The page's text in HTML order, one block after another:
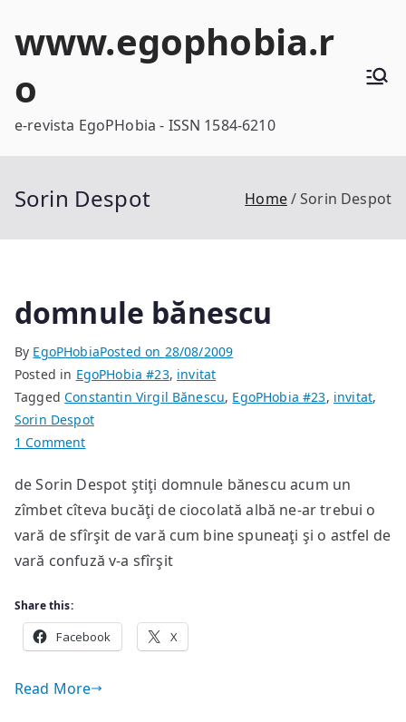
www.egophobia.r
o
e-revista EgoPHobia - ISSN 1584-6210
Sorin Despot Home Sorin Despot
domnule bănescu
By EgoPHobiaPosted on 28/08/2009
Posted in EgoPHobia #23, invitat
TaggedConstantin Virgil Bănescu, EgoPHobia #23, invitat,
Sorin Despot
1 Commenton
bănescu
de Sorin Despot ştiţi domnule bănescu acum un
zîmbet cîteva bucăţi de ciocolată albă ne-ar trebui o
vară de sfîrşit de vară cum bine spuneaţi şi o astfel de
vară confuză v-a sfîrşit
Share this:
Facebook X
Read More